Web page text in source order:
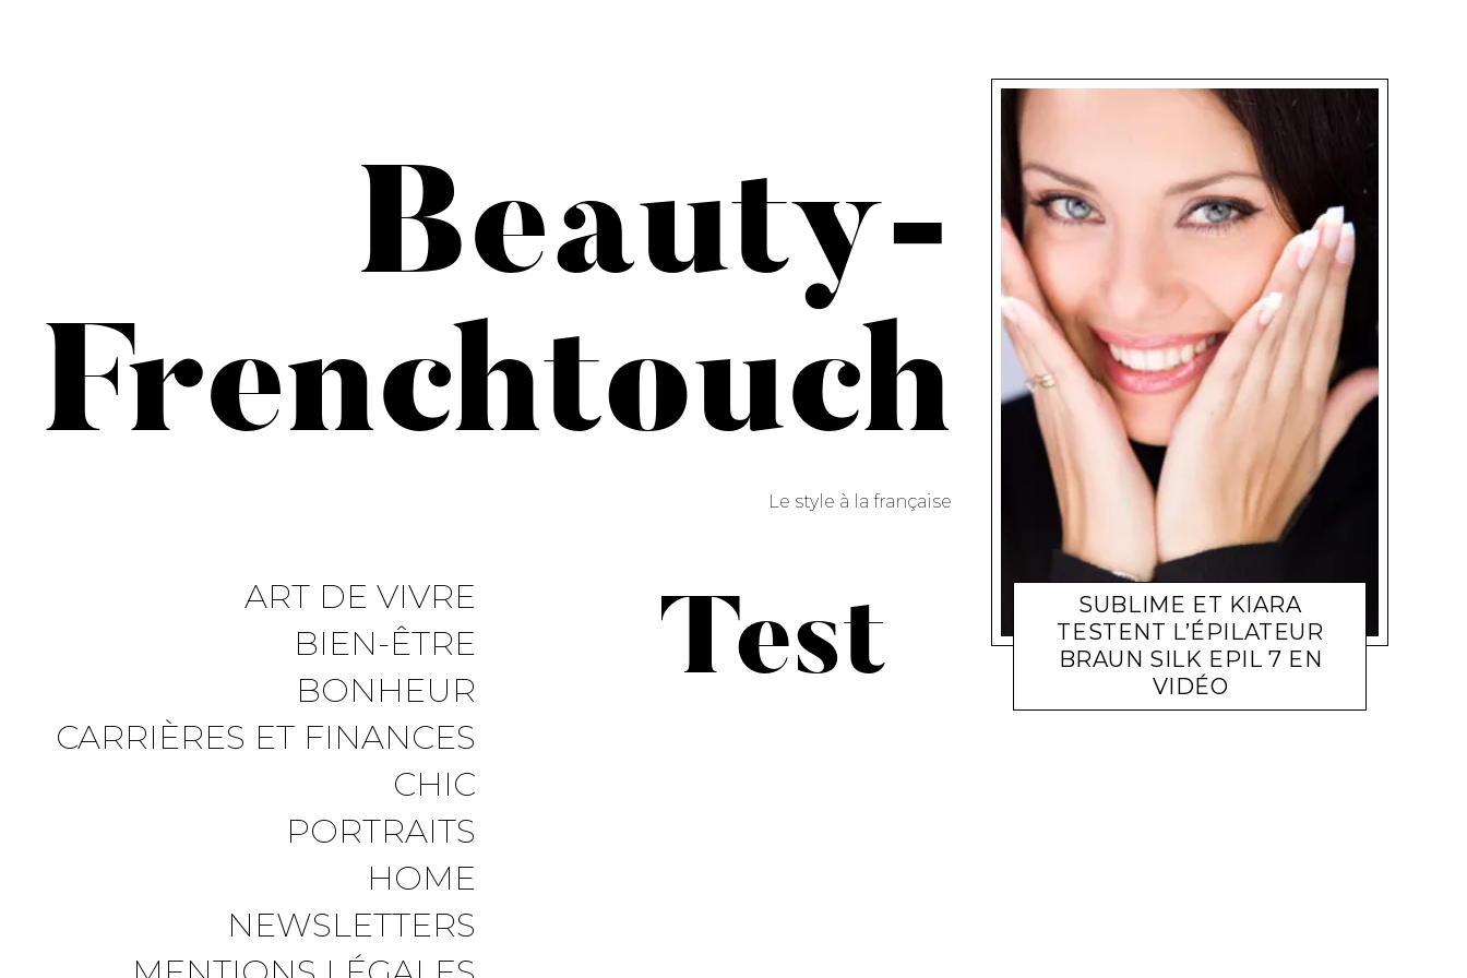
Beauty-
Frenchtouch
Le style à la française
ART DE VIVRE
BIEN-ÊTRE
BONHEUR
CARRIÈRES ET FINANCES
CHIC
PORTRAITS
HOME
NEWSLETTERS
Test
SUBLIME ET KIARA
TESTENT L’ÉPILATEUR
BRAUN SILK EPIL 7 EN
VIDÉO
KIARA 23 MARS 2011